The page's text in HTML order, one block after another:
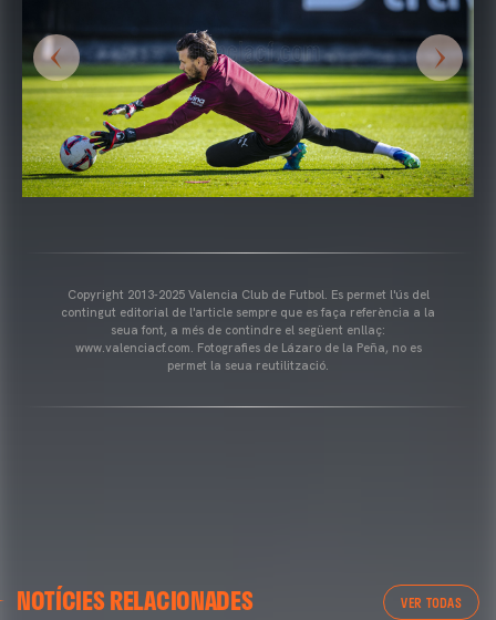
Copyright 2013-2025 Valencia Club de Futbol. Es permet l'ús del
contingut editorial de l'article sempre que es faça referència a la
seua font, a més de contindre el següent enllaç:
www.valenciacf.com. Fotografies de Lázaro de la Peña, no es
permet la seua reutilització.
NOTÍCIES RELACIONADES VER TODAS
ENTRENAMENT DEL VALENCIA CF 04/03/26